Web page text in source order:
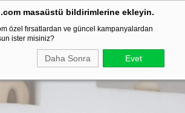
masaüstü bildirimlerine ekleyin.
özel fırsatlardan ve güncel kampanyalardan
ister misiniz?
Daha Sonra Evet
Ayakkabı Mevsimlik Mont & Kaban
Keten Gömlekler